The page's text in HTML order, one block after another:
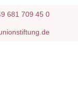
681 709 45 0